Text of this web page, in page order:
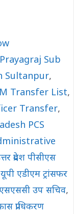
Prayagraj Sub
Sultanpur,
Transfer List,
Transfer,
PCS
प्रदेश पीसीएस
यूपी एडीएम ट्रांसफर
उप सचिव,
प्राधिकरण